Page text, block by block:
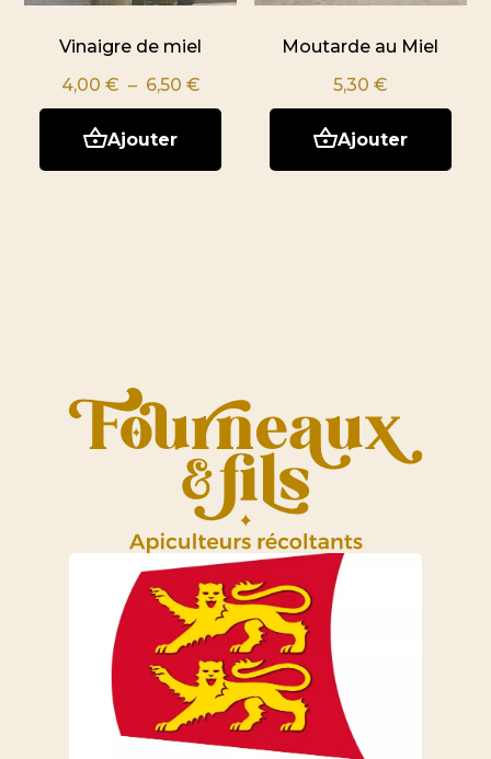
Vinaigre de miel
4,00 € – 6,50 €Plage
de
4,00 €
Ajouter
Moutarde au Miel
5,30 €
Ajouter